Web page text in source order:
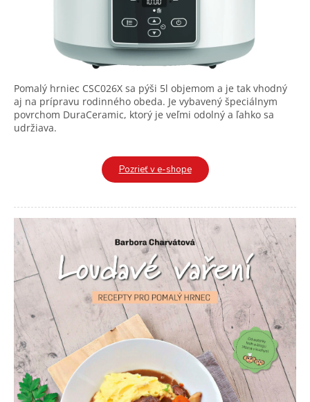
Pomalý hrniec CSC026X sa pýši 5l objemom a je tak vhodný
aj na prípravu rodinného obeda. Je vybavený špeciálnym
povrchom DuraCeramic, ktorý je veľmi odolný a ľahko sa
udržiava.
Pozrieť v e-shope